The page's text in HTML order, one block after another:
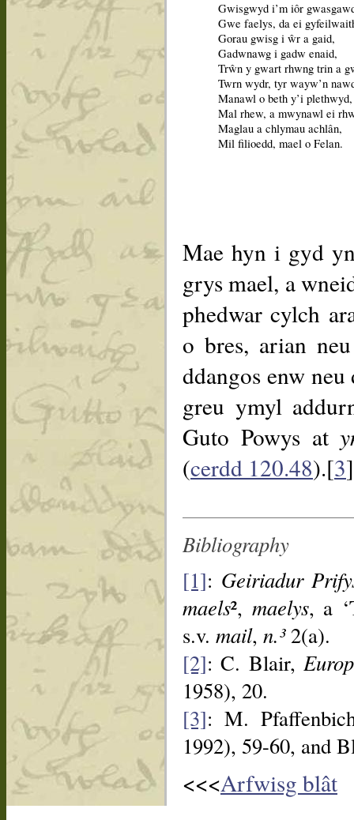
Gwisgwyd i’m iôr
Gwe faelys, da ei
Gorau gwisg i ŵr a gaid,
Gadwnawg i gadw enaid,
Trŵn y gwart rhwng trin a
Twrn wydr, tyr wayw’n
Manawl o beth y’i plethwyd,
Mal rhew, a mwynawl ei
Maglau a chlymau achlân,
Mil filioedd, mael o Felan.
Mae hyn i gyd
grys mael, a
phedwar cylch
o bres, arian
ddangos enw
greu ymyl
Guto Powys at
(cerdd 120.48).[3]
Bibliography
[1]: Geiriadur
maels², maelys, a
s.v. mail, n.³2(a).
[2]: C. Blair,
1958), 20.
[3]: M.
1992), 59-60, and
<<<Arfwisg blât